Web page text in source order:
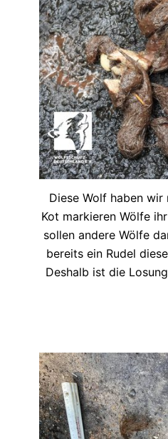
Diese Wolf haben
Kot markieren Wölfe
sollen andere Wölfe
bereits ein Rudel
Deshalb ist die